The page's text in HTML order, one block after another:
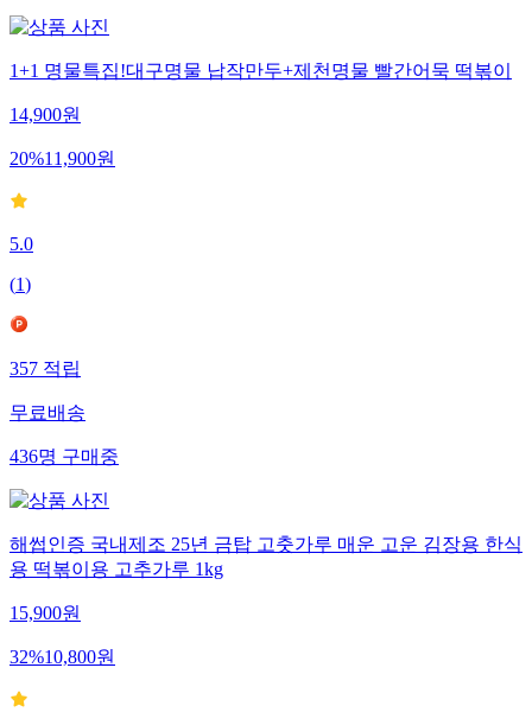
1+1 명물특집!대구명물 납작만두+제천명물 빨간어묵 떡볶이
14,900원
20%11,900원
5.0
(1)
357적립
무료배송
436명구매중
해썹인증 국내제조 25년 금탑 고춧가루 매운 고운 김장용 한식
용 떡볶이용 고추가루 1kg
15,900원
32%10,800원